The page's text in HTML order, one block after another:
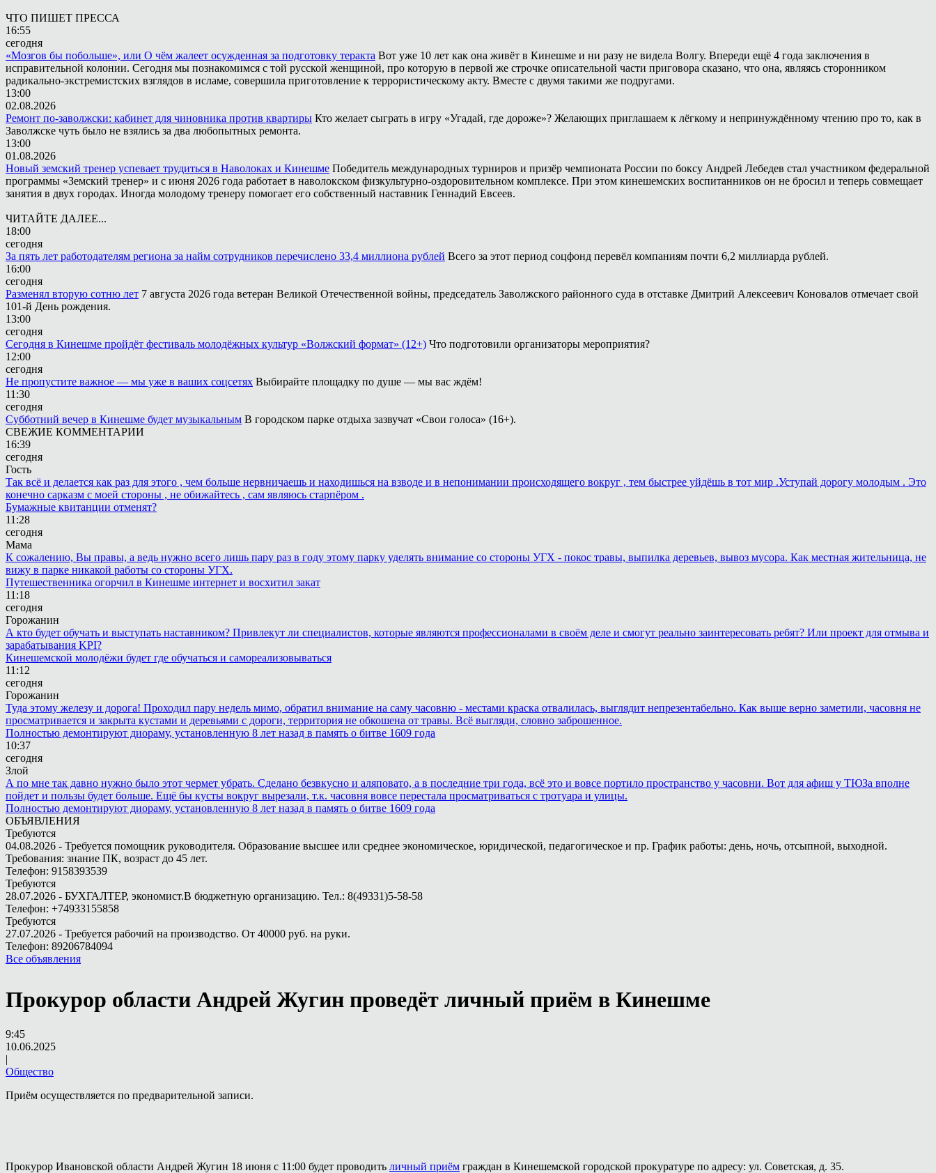
ЧТО ПИШЕТ ПРЕССА
16:55
сегодня
«Мозгов бы побольше», или О чём жалеет осужденная за подготовку теракта Вот уже 10 лет как она живёт в Кинешме и ни разу не видела Волгу. Впереди ещё 4 года заключения в
исправительной колонии. Сегодня мы познакомимся с той русской женщиной, про которую в первой же строчке описательной части приговора сказано, что она, являясь сторонником
радикально-экстремистских взглядов в исламе, совершила приготовление к террористическому акту. Вместе с двумя такими же подругами.
13:00
02.08.2026
Ремонт по-заволжски: кабинет для чиновника против квартиры Кто желает сыграть в игру «Угадай, где дороже»? Желающих приглашаем к лёгкому и непринуждённому чтению про то, как в
Заволжске чуть было не взялись за два любопытных ремонта.
13:00
01.08.2026
Новый земский тренер успевает трудиться в Наволоках и Кинешме Победитель международных турниров и призёр чемпионата России по боксу Андрей Лебедев стал участником федеральной
программы «Земский тренер» и с июня 2026 года работает в наволокском физкультурно-оздоровительном комплексе. При этом кинешемских воспитанников он не бросил и теперь совмещает
занятия в двух городах. Иногда молодому тренеру помогает его собственный наставник Геннадий Евсеев.
ЧИТАЙТЕ ДАЛЕЕ...
18:00
сегодня
За пять лет работодателям региона за найм сотрудников перечислено 33,4 миллиона рублей Всего за этот период соцфонд перевёл компаниям почти 6,2 миллиарда рублей.
16:00
сегодня
Разменял вторую сотню лет 7 августа 2026 года ветеран Великой Отечественной войны, председатель Заволжского районного суда в отставке Дмитрий Алексеевич Коновалов отмечает свой
101-й День рождения.
13:00
сегодня
Сегодня в Кинешме пройдёт фестиваль молодёжных культур «Волжский формат» (12+) Что подготовили организаторы мероприятия?
12:00
сегодня
Не пропустите важное — мы уже в ваших соцсетях Выбирайте площадку по душе — мы вас ждём!
11:30
сегодня
Субботний вечер в Кинешме будет музыкальным В городском парке отдыха зазвучат «Свои голоса» (16+).
СВЕЖИЕ КОММЕНТАРИИ
16:39
сегодня
Гость
Так всё и делается как раз для этого , чем больше нервничаешь и находишься на взводе и в непонимании происходящего вокруг , тем быстрее уйдёшь в тот мир .Уступай дорогу молодым . Это
конечно сарказм с моей стороны , не обижайтесь , сам являюсь старпёром .
Бумажные квитанции отменят?
11:28
сегодня
Мама
К сожалению, Вы правы, а ведь нужно всего лишь пару раз в году этому парку уделять внимание со стороны УГХ - покос травы, выпилка деревьев, вывоз мусора. Как местная жительница, не
вижу в парке никакой работы со стороны УГХ.
Путешественника огорчил в Кинешме интернет и восхитил закат
11:18
сегодня
Горожанин
А кто будет обучать и выступать наставником? Привлекут ли специалистов, которые являются профессионалами в своём деле и смогут реально заинтересовать ребят? Или проект для отмыва и
зарабатывания KPI?
Кинешемской молодёжи будет где обучаться и самореализовываться
11:12
сегодня
Горожанин
Туда этому железу и дорога! Проходил пару недель мимо, обратил внимание на саму часовню - местами краска отвалилась, выглядит непрезентабельно. Как выше верно заметили, часовня не
просматривается и закрыта кустами и деревьями с дороги, территория не обкошена от травы. Всё выгляди, словно заброшенное.
Полностью демонтируют диораму, установленную 8 лет назад в память о битве 1609 года
10:37
сегодня
Злой
А по мне так давно нужно было этот чермет убрать. Сделано безвкусно и аляповато, а в последние три года, всё это и вовсе портило пространство у часовни. Вот для афиш у ТЮЗа вполне
пойдет и пользы будет больше. Ещё бы кусты вокруг вырезали, т.к. часовня вовсе перестала просматриваться с тротуара и улицы.
Полностью демонтируют диораму, установленную 8 лет назад в память о битве 1609 года
ОБЪЯВЛЕНИЯ
Требуются
04.08.2026 - Требуется помощник руководителя. Образование высшее или среднее экономическое, юридической, педагогическое и пр. График работы: день, ночь, отсыпной, выходной.
Требования: знание ПК, возраст до 45 лет.
Телефон: 9158393539
Требуются
28.07.2026 - БУХГАЛТЕР, экономист.В бюджетную организацию. Тел.: 8(49331)5-58-58
Телефон: +74933155858
Требуются
27.07.2026 - Требуется рабочий на производство. От 40000 руб. на руки.
Телефон: 89206784094
Все объявления
Прокурор области Андрей Жугин проведёт личный приём в Кинешме
9:45
10.06.2025
|
Общество
Приём осуществляется по предварительной записи.
Прокурор Ивановской области Андрей Жугин 18 июня с 11:00 будет проводить личный приём граждан в Кинешемской городской прокуратуре по адресу: ул. Советская, д. 35.